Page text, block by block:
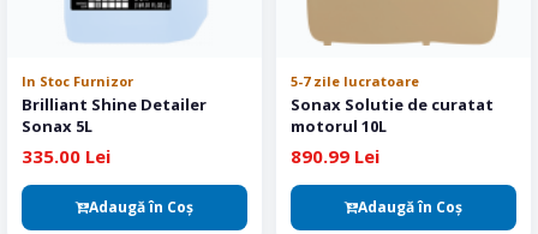
In Stoc Furnizor
Brilliant Shine Detailer
Sonax 5L
335.00 Lei
Adaugă în Coş
5-7 zile lucratoare
Sonax Solutie de curatat
motorul 10L
890.99 Lei
Adaugă în Coş